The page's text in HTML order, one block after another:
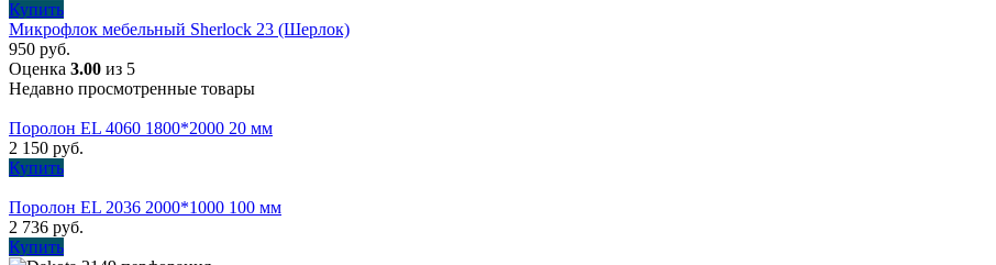
Купить
Микрофлок мебельный Sherlock 23 (Шерлок)
950 руб.
Оценка 3.00 из 5
Недавно просмотренные товары
Поролон EL 4060 1800*2000 20 мм
2 150 руб.
Купить
Поролон EL 2036 2000*1000 100 мм
2 736 руб.
Купить